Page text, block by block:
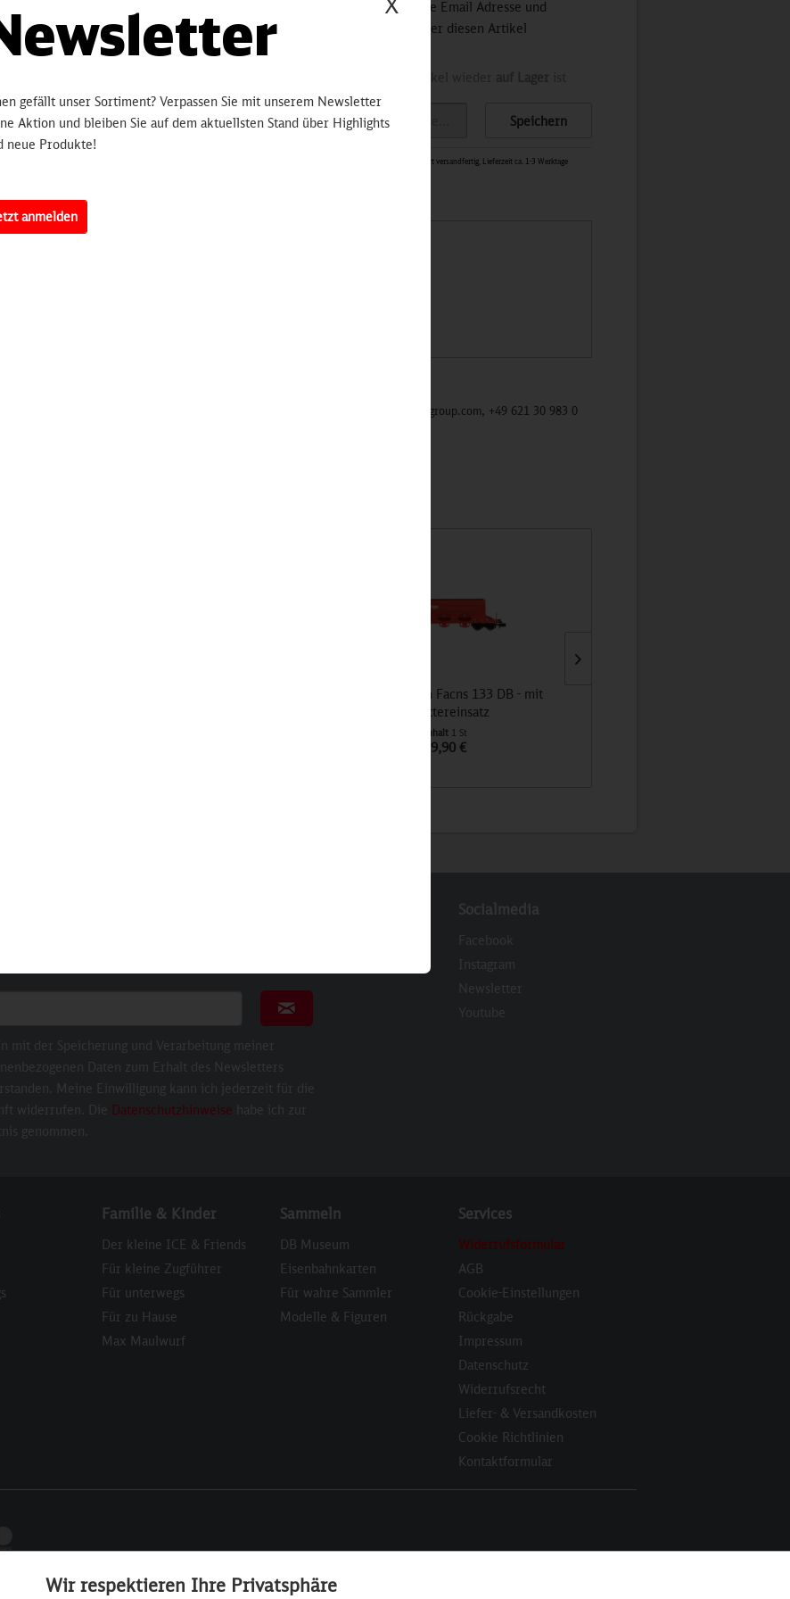
Hinterlegen Sie Ihre Email Adresse und
bleiben Sie stets über diesen Artikel
Speichern
Sofort versandfertig, Lieferzeit ca. 1-3 Werktage
des Volkswagen-Transporters im Design der Deutschen Bahn.
Str. 4, 68229 Mannheim, Deutschland, Info@mycybergroup.com, https://mycybergroup.com, +49 621 30 983 0
finden Sie
Schotterwagen Facns 133 DB - mit
Schottereinsatz
Inhalt 1 St
39,90 €
Newsletter abonnieren
mit der Speicherung und Verarbeitung meiner
Daten zum Erhalt des Newsletters
Meine Einwilligung kann ich jederzeit für die
widerrufen. Die Datenschutzhinweise habe ich zur
genommen.
Socialmedia
Facebook
Instagram
Newsletter
Youtube
Familie & Kinder
Der kleine ICE & Friends
Für kleine Zugführer
Für unterwegs
Für zu Hause
Max Maulwurf
Sammeln
DB Museum
Eisenbahnkarten
Für wahre Sammler
Modelle & Figuren
Services
Widerrufsformular
AGB
Cookie-Einstellungen
Rückgabe
Impressum
Datenschutz
Widerrufsrecht
Liefer- & Versandkosten
Cookie Richtlinien
Kontaktformular
Wir respektieren Ihre Privatsphäre
gefällt unser Sortiment? Verpassen Sie mit unserem Newsletter
Aktion und bleiben Sie auf dem aktuellsten Stand über Highlights
neue Produkte!
anmelden